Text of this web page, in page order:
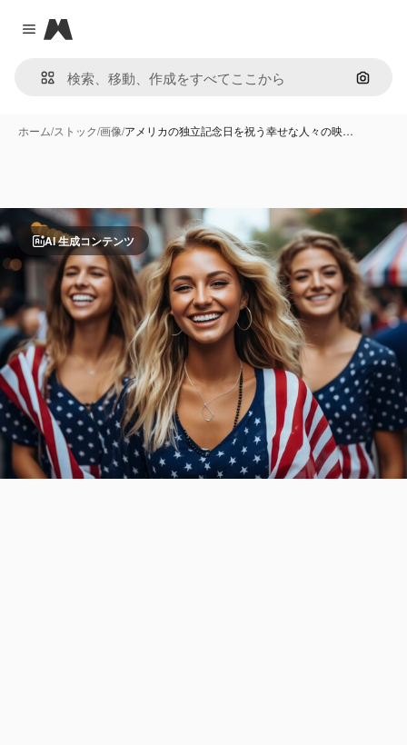
Close menu
Magnific
画像で
ホーム/ストック/画像/アメリカの独立記念日を祝う幸せな人々の映…
AI 生成コンテンツ